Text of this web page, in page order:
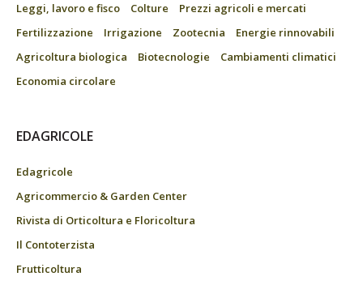
Leggi, lavoro e fisco
Colture
Prezzi agricoli e mercati
Fertilizzazione
Irrigazione Zootecnia
Energie rinnovabili
Agricoltura biologica
Biotecnologie
Cambiamenti climatici
Economia circolare
EDAGRICOLE
Edagricole
Agricommercio & Garden Center
Rivista di Orticoltura e Floricoltura
Il Contoterzista
Frutticoltura